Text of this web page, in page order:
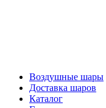
Воздушные шары
Доставка шаров
Каталог